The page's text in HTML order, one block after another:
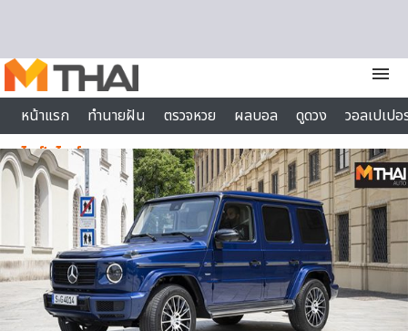
menu
หน้าแรก
ทำนายฝัน ตรวจหวย ผลบอล ดูดวง
วอลเปเป
ไลฟ์สไตล์